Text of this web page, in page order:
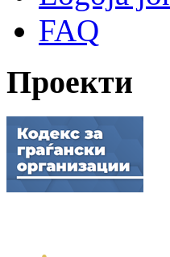
FAQ
Проекти